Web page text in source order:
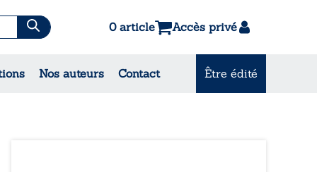
0 article Accès privé
Nos auteurs Contact Être édité
& Contes